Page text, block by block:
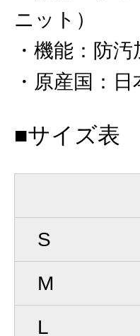
ニット）
機能 ： 防
原産国 ： 日
■サイズ表
S
M
L